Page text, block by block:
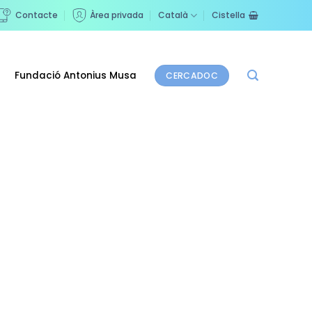
Contacte Àrea privada Català Cistella
Fundació Antonius Musa CERCADOC